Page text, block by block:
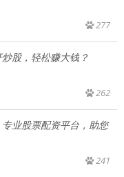
277
股，轻松赚大钱？
262
业股票配资平台，助您
241